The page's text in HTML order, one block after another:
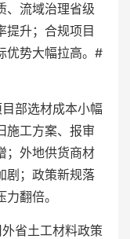
、流域治理省级
提升；合规项目
优势大幅拉高。#
部选材成本小幅
施工方案、报审
；外地供货商材
剧；政策新规落
翻倍。
省土工材料政策